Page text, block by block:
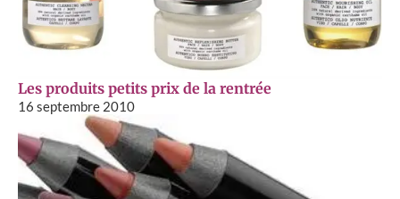
Les produits petits prix de la rentrée
16 septembre 2010